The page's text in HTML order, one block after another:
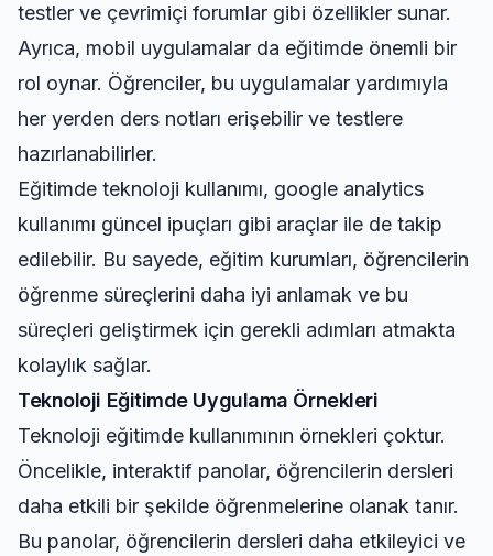
testler ve çevrimiçi forumlar gibi özellikler sunar.
Ayrıca, mobil uygulamalar da eğitimde önemli bir
rol oynar. Öğrenciler, bu uygulamalar yardımıyla
her yerden ders notları erişebilir ve testlere
hazırlanabilirler.
Eğitimde teknoloji kullanımı, google analytics
kullanımı güncel ipuçları gibi araçlar ile de takip
edilebilir. Bu sayede, eğitim kurumları, öğrencilerin
öğrenme süreçlerini daha iyi anlamak ve bu
süreçleri geliştirmek için gerekli adımları atmakta
kolaylık sağlar.
Teknoloji Eğitimde Uygulama Örnekleri
Teknoloji eğitimde kullanımının örnekleri çoktur.
Öncelikle, interaktif panolar, öğrencilerin dersleri
daha etkili bir şekilde öğrenmelerine olanak tanır.
Bu panolar, öğrencilerin dersleri daha etkileyici ve